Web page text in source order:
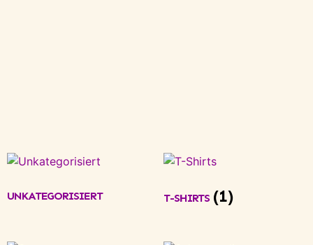
UNKATEGORISIERT T-SHIRTS (1)